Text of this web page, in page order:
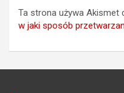
Ta strona używa Akismet
w jaki sposób